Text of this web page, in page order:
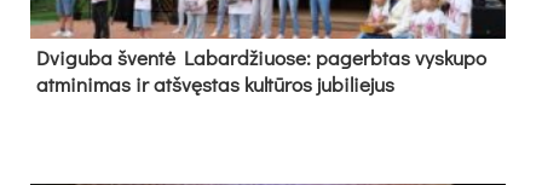
Dvi­gu­ba šven­tė La­bar­džiuo­se: pa­gerb­tas vys­ku­po
at­mi­ni­mas ir at­švęs­tas kul­tū­ros ju­bi­lie­jus